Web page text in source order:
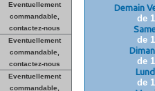
Eventuellement
commandable,
contactez-nous
Eventuellement
commandable,
contactez-nous
Eventuellement
commandable,
Demain
de
de
de
de